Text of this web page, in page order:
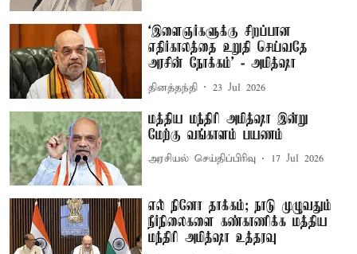
‘இளைஞர்களுக்கு சிறப்பான
எதிர்காலத்தை உறுதி செய்வதே
அரசின் நோக்கம்’ - அமித்ஷா
தினத்தந்தி 23 Jul 2026
மத்திய மந்திரி அமித்ஷா இன்று
மேற்கு வங்காளம் பயணம்
அரசியல் செய்திப்பிரிவு 17 Jul 2026
எல் நினோ தாக்கம்; நாடு முழுவதும்
நீர்நிலைகளை கண்காணிக்க மத்திய
மந்திரி அமித்ஷா உத்தரவு